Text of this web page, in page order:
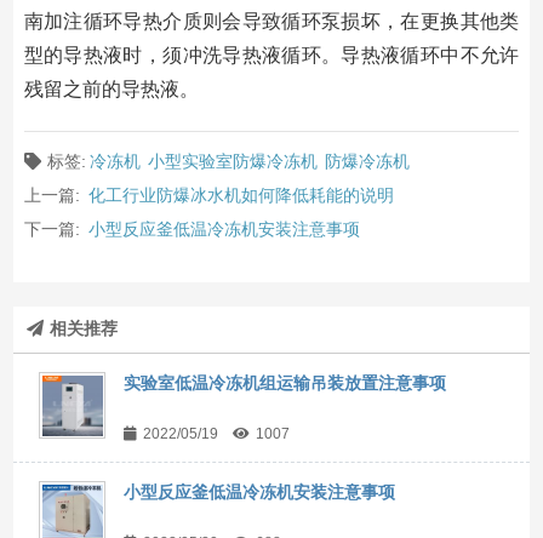
南加注循环导热介质则会导致循环泵损坏，在更换其他类
型的导热液时，须冲洗导热液循环。导热液循环中不允许
残留之前的导热液。
标签: 冷冻机 小型实验室防爆冷冻机 防爆冷冻机
上一篇: 化工行业防爆冰水机如何降低耗能的说明
下一篇: 小型反应釜低温冷冻机安装注意事项
相关推荐
实验室低温冷冻机组运输吊装放置注意事项
2022/05/19 1007
小型反应釜低温冷冻机安装注意事项